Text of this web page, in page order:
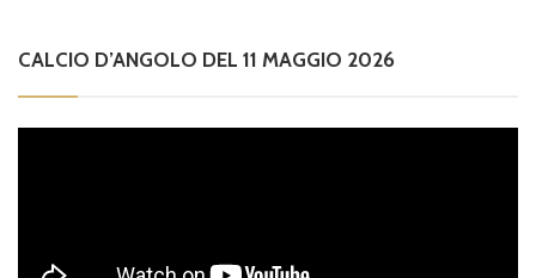
CALCIO D’ANGOLO DEL 11 MAGGIO 2026